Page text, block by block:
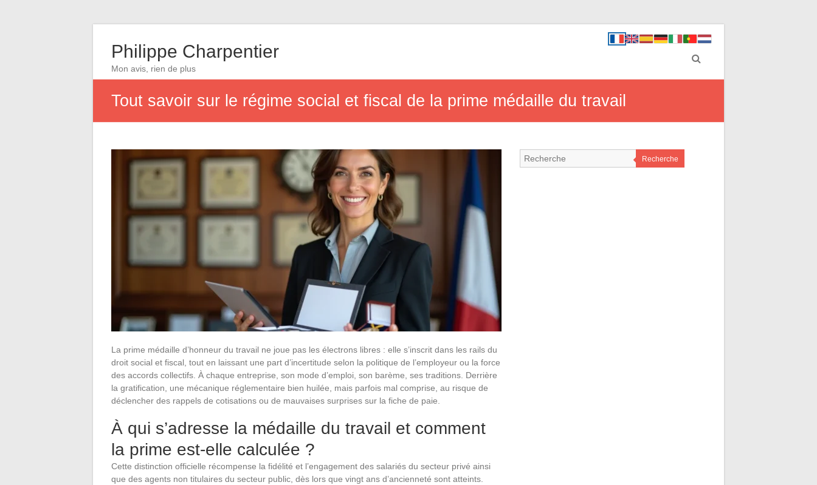
Philippe Charpentier
Mon avis, rien de plus
Tout savoir sur le régime social et fiscal de la prime médaille du travail
La prime médaille d’honneur du travail ne joue pas les électrons libres : elle s’inscrit dans les rails du
droit social et fiscal, tout en laissant une part d’incertitude selon la politique de l’employeur ou la force
des accords collectifs. À chaque entreprise, son mode d’emploi, son barème, ses traditions. Derrière
la gratification, une mécanique réglementaire bien huilée, mais parfois mal comprise, au risque de
déclencher des rappels de cotisations ou de mauvaises surprises sur la fiche de paie.
À qui s’adresse la médaille du travail et comment
la prime est-elle calculée ?
Cette distinction officielle récompense la fidélité et l’engagement des salariés du secteur privé ainsi
que des agents non titulaires du secteur public, dès lors que vingt ans d’ancienneté sont atteints.
Recherche